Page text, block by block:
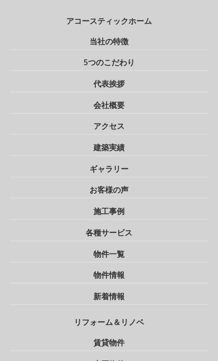
アコースティックホーム
当社の特徴
5つのこだわり
代表挨拶
会社概要
アクセス
建築実績
ギャラリー
お客様の声
施工事例
各種サービス
物件一覧
物件情報
新着情報
リフォーム＆リノベ
賃貸物件